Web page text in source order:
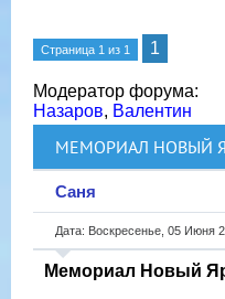
Страница 1 из 1 1
Модератор форума:
Назаров, Валентин
МЕМОРИАЛ НОВЫЙ
Саня
Дата: Воскресенье, 05 Июня
Мемориал Новый